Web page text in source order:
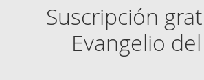
Suscripción
Evangelio